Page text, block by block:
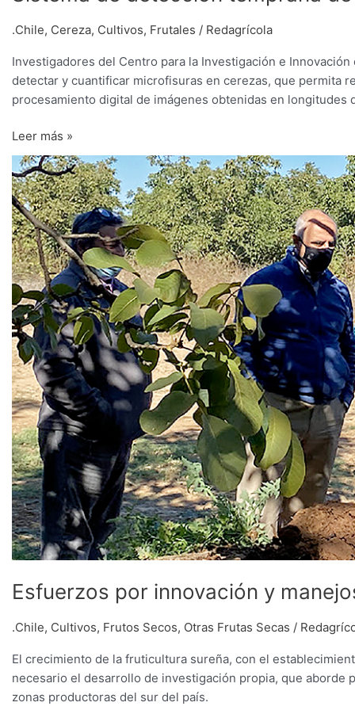
.Chile, Cereza, Cultivos, Frutales / Redagrícola
Investigadores del Centro para la Investigación e
detectar y cuantificar microfisuras en cerezas, que permita
procesamiento digital de imágenes obtenidas en longitudes
Leer más »
Esfuerzos por innovación y
.Chile, Cultivos, Frutos Secos, Otras Frutas Secas /
El crecimiento de la fruticultura sureña, con el
necesario el desarrollo de investigación propia, que
zonas productoras del sur del país.
Esfuerzos
por
innovación
y
manejos
sustentables
ya
dan
frutos